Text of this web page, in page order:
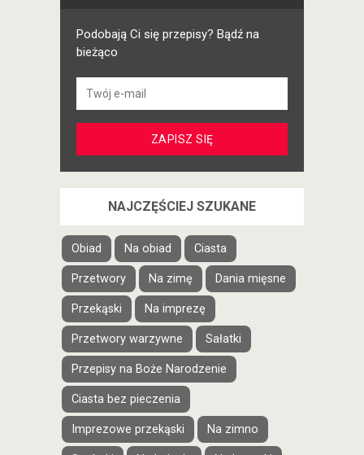
Podobają Ci się przepisy? Bądź na
bieżąco
NAJCZĘŚCIEJ SZUKANE
Obiad Na obiad Ciasta
Przetwory Na zimę Dania mięsne
Przekąski Na imprezę
Przetwory warzywne Sałatki
Przepisy na Boże Narodzenie
Ciasta bez pieczenia
Imprezowe przekąski Na zimno